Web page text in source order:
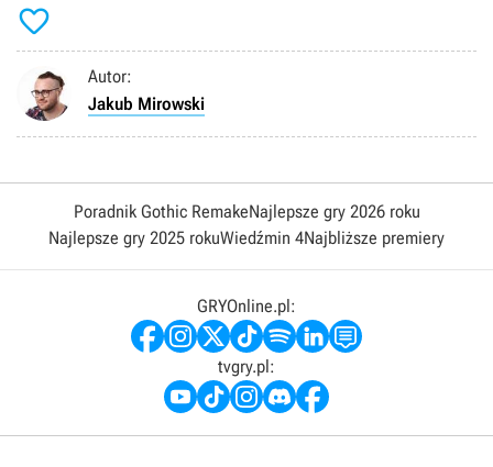

Autor:
Jakub Mirowski
Poradnik Gothic RemakeNajlepsze gry 2026 roku
Najlepsze gry 2025 rokuWiedźmin 4Najbliższe premiery
GRYOnline.pl:
tvgry.pl: